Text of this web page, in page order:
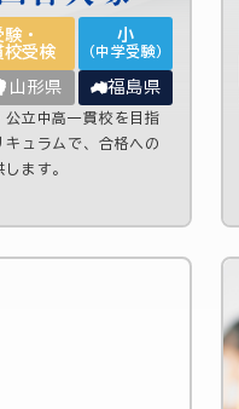
・
校受検
小
（中学受験）
山形県 福島県
公立中高一貫校を目指
キュラムで、合格への
ます。